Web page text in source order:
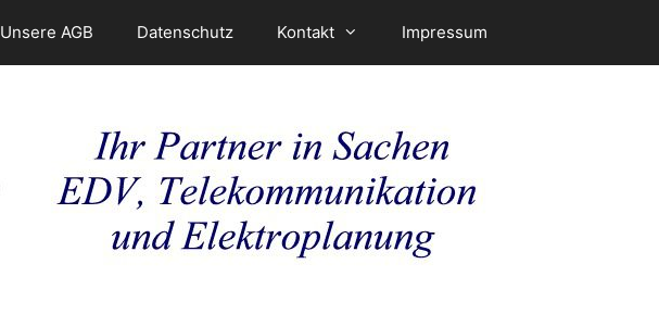
Unsere AGB Datenschutz Kontakt Impressum